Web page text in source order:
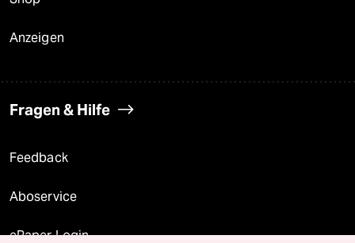
Anzeigen
Fragen & Hilfe
Feedback
Aboservice
ePaper Login